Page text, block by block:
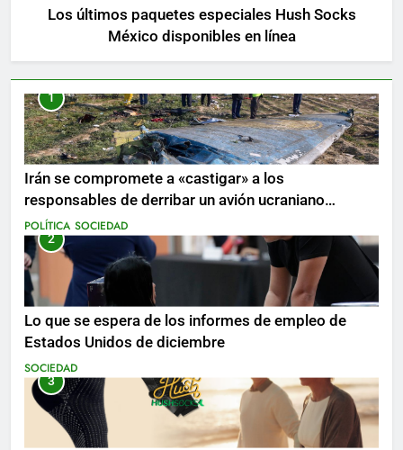
Los últimos paquetes especiales Hush Socks
México disponibles en línea
1
Irán se compromete a «castigar» a los
responsables de derribar un avión ucraniano
mientras se realizan arrestos
POLÍTICA SOCIEDAD
2
Lo que se espera de los informes de empleo de
Estados Unidos de diciembre
SOCIEDAD
3